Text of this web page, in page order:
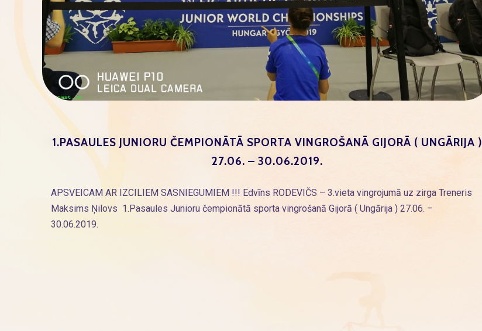
1.PASAULES JUNIORU ČEMPIONĀTĀ SPORTA VINGROŠANĀ GIJORĀ ( UNGĀRIJA )
27.06. – 30.06.2019.
APSVEICAM AR IZCILIEM SASNIEGUMIEM !!! Edvīns RODEVIČS – 3.vieta vingrojumā uz zirga Treneris
Maksims Ņilovs 1.Pasaules Junioru čempionātā sporta vingrošanā Gijorā ( Ungārija ) 27.06. –
30.06.2019.